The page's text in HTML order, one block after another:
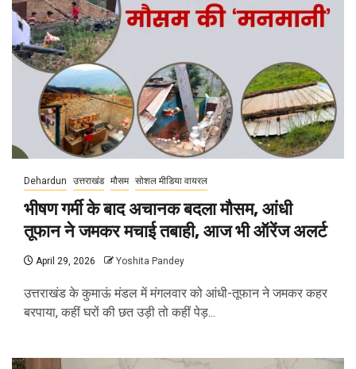
Dehardun उत्तराखंड मौसम सोशल मीडिया वायरल
भीषण गर्मी के बाद अचानक बदला मौसम, आंधी
तूफान ने जमकर मचाई तबाही, आज भी ऑरेंज अलर्ट
April 29, 2026 Yoshita Pandey
उत्तराखंड के कुमाऊं मंडल में मंगलवार को आंधी-तूफान ने जमकर कहर
बरपाया, कहीं घरों की छत उड़ी तो कहीं पेड़...